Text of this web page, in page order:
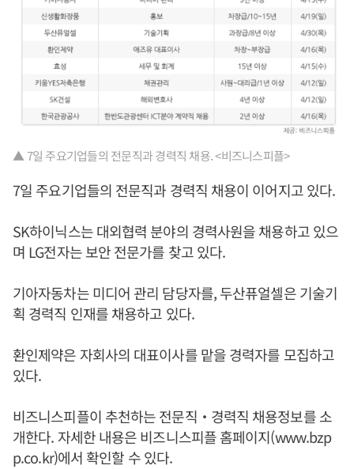
▲ 7일 주요기업들의 전문직과 경력직 채용. <비즈니스피플>
7일 주요기업들의 전문직과 경력직 채용이 이어지고 있다.
SK하이닉스는 대외협력 분야의 경력사원을 채용하고 있으
며 LG전자는 보안 전문가를 찾고 있다.
기아자동차는 미디어 관리 담당자를, 두산퓨얼셀은 기술기
획 경력직 인재를 채용하고 있다.
환인제약은 자회사의 대표이사를 맡을 경력자를 모집하고
있다.
비즈니스피플이 추천하는 전문직‧경력직 채용정보를 소
개한다. 자세한 내용은 비즈니스피플 홈페이지(www.bzp
p.co.kr)에서 확인할 수 있다.